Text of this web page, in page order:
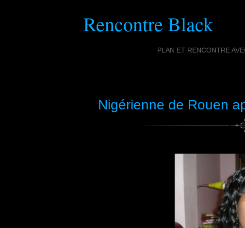
Rencontre Black
PLAN ET RENCONTRE
Nigérienne de Rouen